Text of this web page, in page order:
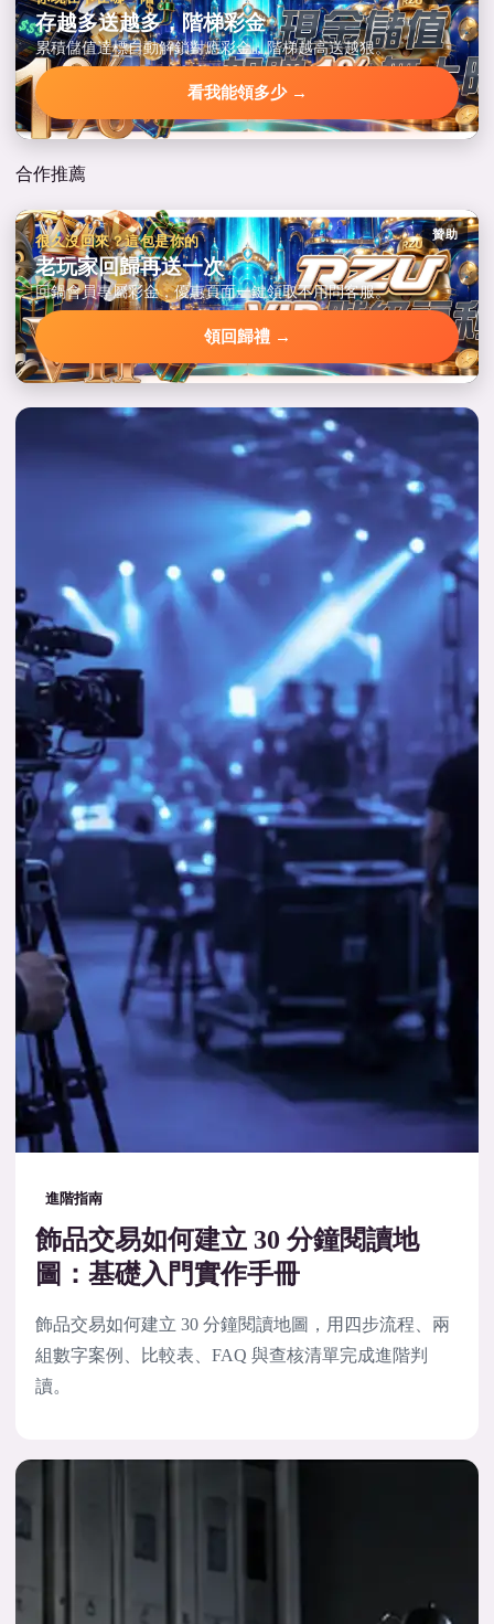
存越多送越多，階梯彩金
累積儲值達標自動解鎖對應彩金，階梯越高送越狠。
看我能領多少 →
合作推薦
贊助
很久沒回來？這包是你的
老玩家回歸再送一次
回鍋會員專屬彩金，優惠頁面一鍵領取不用問客服。
領回歸禮 →
進階指南
飾品交易如何建立 30 分鐘閱讀地
圖：基礎入門實作手冊
飾品交易如何建立 30 分鐘閱讀地圖，用四步流程、兩
組數字案例、比較表、FAQ 與查核清單完成進階判
讀。